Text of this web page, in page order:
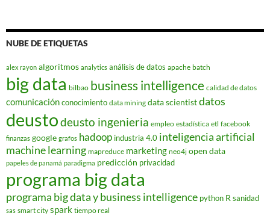
NUBE DE ETIQUETAS
alex rayon algoritmos analytics análisis de datos apache batch
big data bilbao business intelligence calidad de datos
comunicaciónconocimiento data mining data scientistdatos
deustodeusto ingenieria empleo estadística etl facebook
finanzas google grafos hadoop industria 4.0 inteligencia artificial
machine learning mapreduce marketing neo4j open data
papeles de panamá paradigma predicción privacidad
programa big data
programa big data y business intelligence python R sanidad
sas smart city spark tiempo real